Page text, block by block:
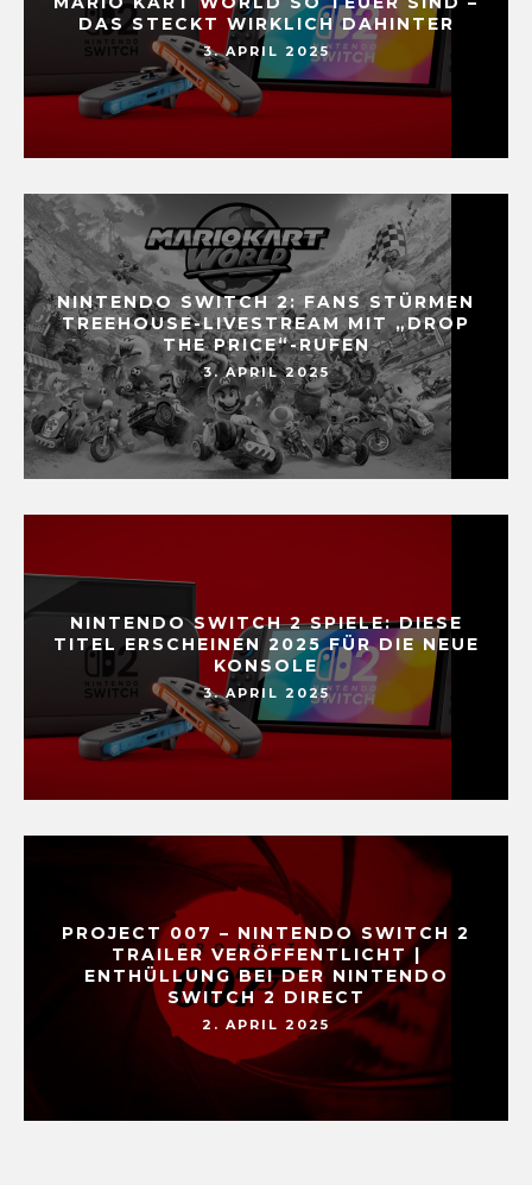
DAS STECKT WIRKLICH DAHINTER
3. APRIL 2025
NINTENDO SWITCH 2: FANS STÜRMEN
TREEHOUSE-LIVESTREAM MIT „DROP
THE PRICE“-RUFEN
3. APRIL 2025
NINTENDO SWITCH 2 SPIELE: DIESE
TITEL ERSCHEINEN 2025 FÜR DIE NEUE
KONSOLE
3. APRIL 2025
PROJECT 007 – NINTENDO SWITCH 2
TRAILER VERÖFFENTLICHT |
ENTHÜLLUNG BEI DER NINTENDO
SWITCH 2 DIRECT
2. APRIL 2025